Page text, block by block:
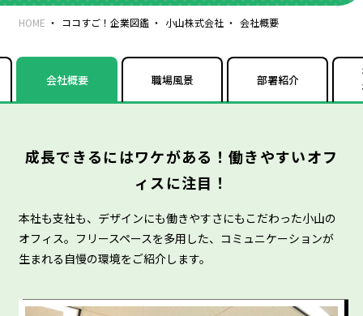
HOME ココすご！企業図鑑 小山株式会社 会社概要
会社概要 職場風景 部署紹介
成長できるにはワケがある！働きやすいオフ
ィスに注目！
本社も支社も、デザインにも働きやすさにもこだわった小山の
オフィス。フリースペースを多用した、コミュニケーションが
生まれる自慢の環境をご紹介します。